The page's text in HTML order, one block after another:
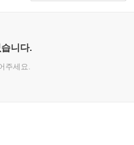
니다.
주세요.